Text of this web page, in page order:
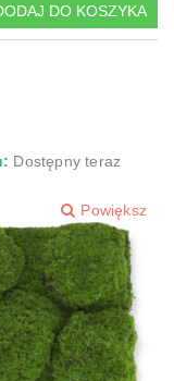
DO KOSZYKA
Dostępny teraz
Powiększ